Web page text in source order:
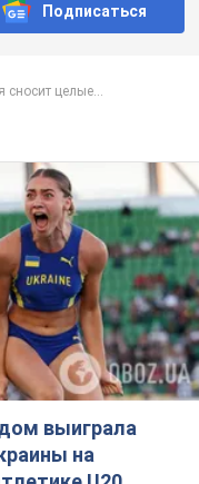
Подписаться
сносит целые...
выиграла
на